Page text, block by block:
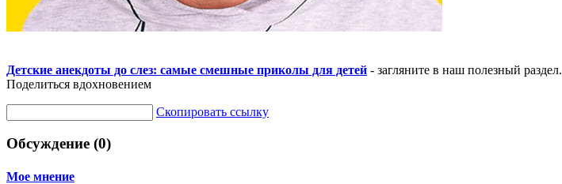
Детские анекдоты до слез: самые смешные приколы для детей - загляните в наш полезный раздел.
Поделиться вдохновением
Скопировать ссылку
Обсуждение (0)
Мое мнение